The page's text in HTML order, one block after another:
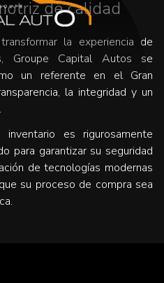
de calidad
la experiencia de
Groupe Capital Autos se
un referente en el Gran
la integridad y un
es rigurosamente
para garantizar su seguridad
de tecnologías modernas
su proceso de compra sea